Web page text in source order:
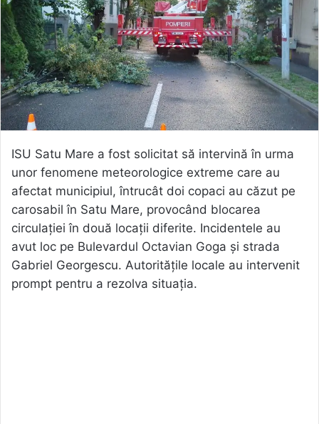
ISU Satu Mare a fost solicitat să intervină în urma
unor fenomene meteorologice extreme care au
afectat municipiul, întrucât doi copaci au căzut pe
carosabil în Satu Mare, provocând blocarea
circulației în două locații diferite. Incidentele au
avut loc pe Bulevardul Octavian Goga și strada
Gabriel Georgescu. Autoritățile locale au intervenit
prompt pentru a rezolva situația.